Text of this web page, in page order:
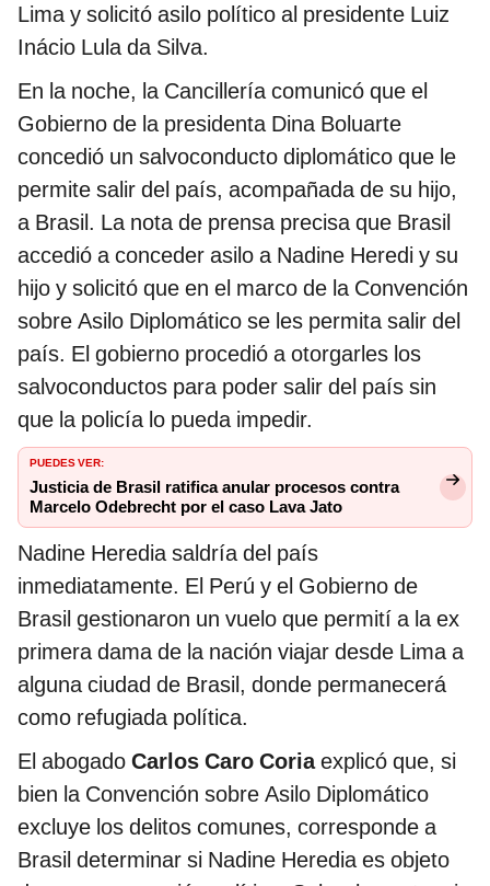
Lima y solicitó asilo político al presidente Luiz
Inácio Lula da Silva.
En la noche, la Cancillería comunicó que el
Gobierno de la presidenta Dina Boluarte
concedió un salvoconducto diplomático que le
permite salir del país, acompañada de su hijo,
a Brasil. La nota de prensa precisa que Brasil
accedió a conceder asilo a Nadine Heredi y su
hijo y solicitó que en el marco de la Convención
sobre Asilo Diplomático se les permita salir del
país. El gobierno procedió a otorgarles los
salvoconductos para poder salir del país sin
que la policía lo pueda impedir.
PUEDES VER:
Justicia de Brasil ratifica anular procesos contra
Marcelo Odebrecht por el caso Lava Jato
Nadine Heredia saldría del país
inmediatamente. El Perú y el Gobierno de
Brasil gestionaron un vuelo que permití a la ex
primera dama de la nación viajar desde Lima a
alguna ciudad de Brasil, donde permanecerá
como refugiada política.
El abogado Carlos Caro Coriaexplicó que, si
bien la Convención sobre Asilo Diplomático
excluye los delitos comunes, corresponde a
Brasil determinar si Nadine Heredia es objeto